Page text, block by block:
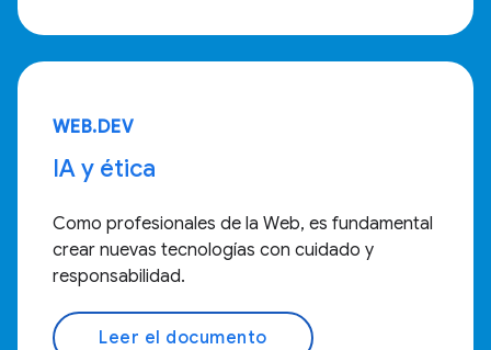
WEB.DEV
IA y ética
Como profesionales de la Web, es fundamental
crear nuevas tecnologías con cuidado y
responsabilidad.
Leer el documento